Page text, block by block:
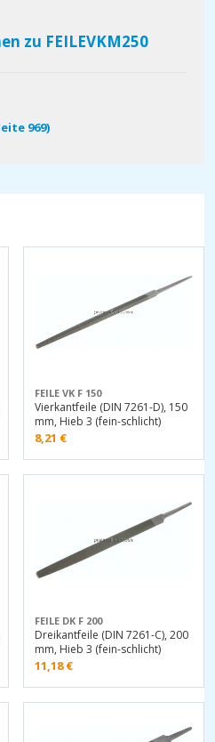
zu FEILEVKM250
969)
FEILE VK F 150
Vierkantfeile (DIN 7261-D), 150
mm, Hieb 3 (fein-schlicht)
8,21 €
FEILE DK F 200
Dreikantfeile (DIN 7261-C), 200
mm, Hieb 3 (fein-schlicht)
11,18€